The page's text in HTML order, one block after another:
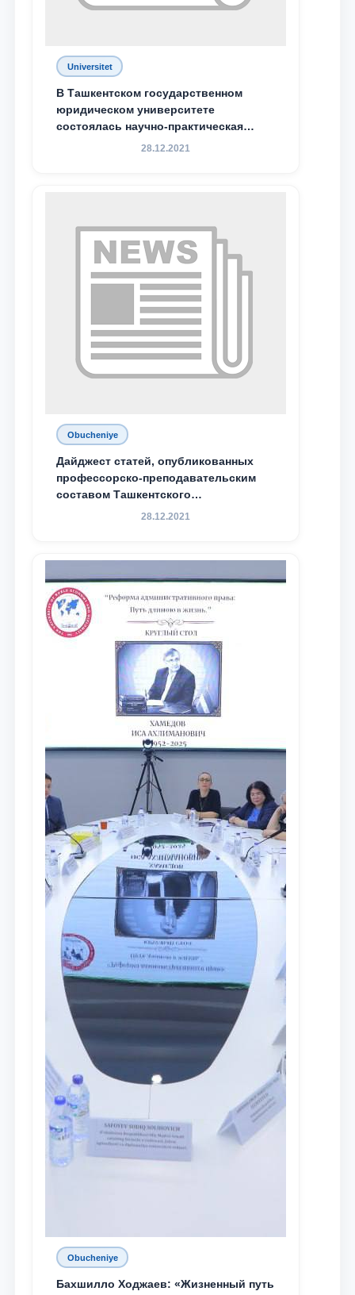
Universitet
В Ташкентском государственном
юридическом университете
состоялась научно-практическая
конференция магистрантов
28.12.2021
Obucheniye
Дайджест статей, опубликованных
профессорско-преподавательским
составом Ташкентского
государственного юридического
доведения до международного
сообщества результатов реформ и
исследований в сфере
противодействия коррупции
28.12.2021
Obucheniye
Бахшилло Ходжаев: «Жизненный путь